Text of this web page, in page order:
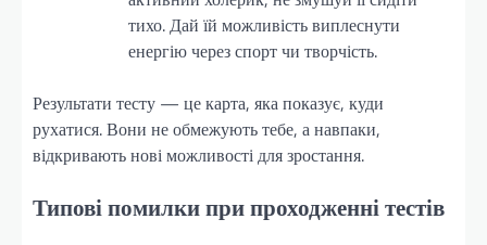
тихо. Дай їй можливість виплеснути
енергію через спорт чи творчість.
Результати тесту — це карта, яка показує, куди
рухатися. Вони не обмежують тебе, а навпаки,
відкривають нові можливості для зростання.
Типові помилки при проходженні тестів